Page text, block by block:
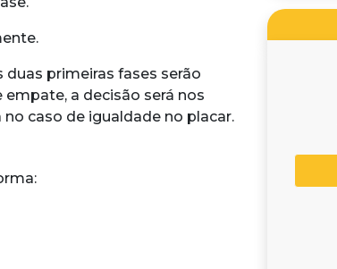
duas primeiras fases serão
a decisão será nos
caso de igualdade no placar.